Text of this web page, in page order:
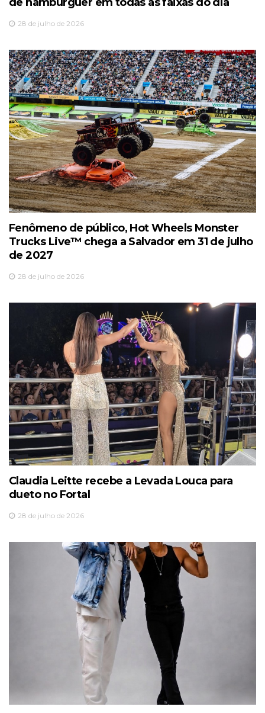
28 de julho de 2026
Fenômeno de público, Hot Wheels Monster
Trucks Live™️ chega a Salvador em 31 de julho
de 2027
28 de julho de 2026
Claudia Leitte recebe a Levada Louca para
dueto no Fortal
28 de julho de 2026